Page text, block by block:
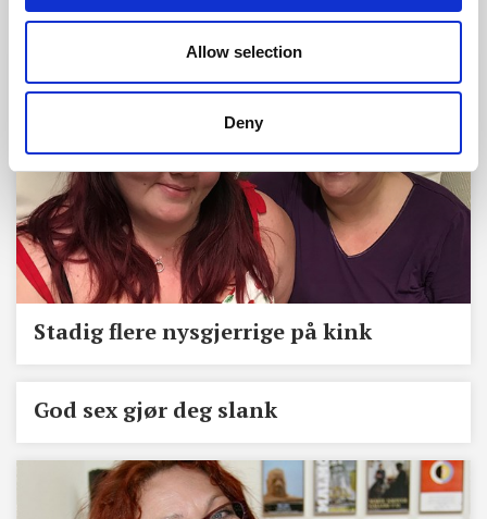
Allow selection
Deny
Related Articles
Stadig flere nysgjerrige på kink
God sex gjør deg slank